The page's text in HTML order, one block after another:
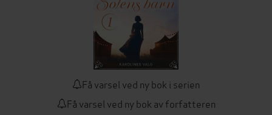
Få varsel ved ny bok i serien
Få varsel ved ny bok av forfatteren